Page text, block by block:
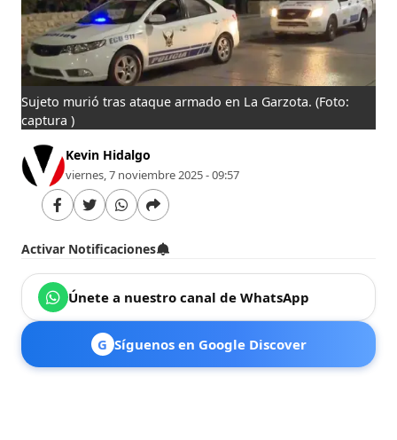
Sujeto murió tras ataque armado en La Garzota.(Foto:
captura )
Kevin Hidalgo
viernes, 7 noviembre 2025 - 09:57
Activar Notificaciones
Únete a nuestro canal de WhatsApp
G Síguenos en Google Discover